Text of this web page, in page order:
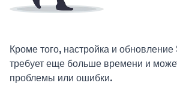
Кроме того, настройка и
требует еще больше времени и
проблемы или ошибки.